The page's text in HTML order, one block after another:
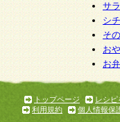
サ
シ
そ
お
お
トップページ
レシピ
利用規約
個人情報保